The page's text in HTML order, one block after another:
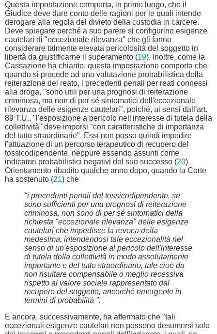
Questa impostazione comporta, in primo luogo, che il
Giudice deve dare conto delle ragioni per le quali intende
derogare alla regola del divieto della custodia in carcere.
Deve spiegare perché a suo parere si configurino esigenze
cautelari di "eccezionale rilevanza" che gli fanno
considerare talmente elevata pericolosità del soggetto in
libertà da giustificarne il superamento (19). Inoltre, come la
Cassazione ha chiarito, questa impostazione comporta che
quando si procede ad una valutazione probabilistica della
reiterazione del reato, i precedenti penali per reati connessi
alla droga, "sono utili per una prognosi di reiterazione
criminosa, ma non di per sé sintomatici dell'eccezionale
rilevanza delle esigenze cautelari", poiché, ai sensi dall'art.
89 T.U., "l'esposizione a pericolo nell'interesse di tutela della
collettività" deve imporsi "con caratteristiche di importanza
del tutto straordinarie". Essi non posso quindi impedire
l'attuazione di un percorso terapeutico di recupero del
tossicodipendente, neppure essendo assunti come
indicatori probabilistici negativi del suo successo (20).
Orientamento ribadito qualche anno dopo, quando la Corte
ha sostenuto (21) che
"i precedenti penali del tossicodipendente, se
sono sufficienti per una prognosi di reiterazione
criminosa, non sono di per sé sintomatici della
richiesta "eccezionale rilevanza" delle esigenze
cautelari che impedisce la revoca della
medesima, intendendosi tale eccezionalità nel
senso di un'esposizione al pericolo dell'interesse
di tutela della collettività in modo assolutamente
importante e del tutto straordinario, tale cioè da
non risultare compensabile o meglio recessiva
rispetto al valore sociale rappresentato dal
recupero del soggetto, ancorché emergente in
termini di probabilità ".
E ancora, successivamente, ha affermato che "tali
eccezionali esigenze cautelari non possono desumersi solo